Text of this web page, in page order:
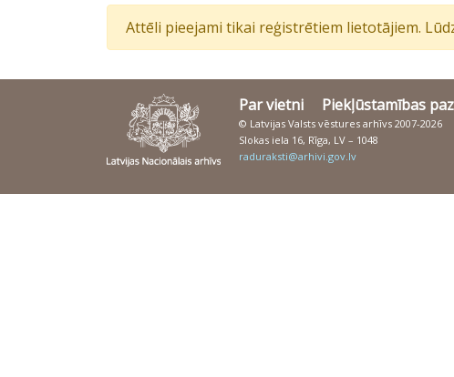
Attēli pieejami tikai reģistrētiem lietotājiem.
Par vietni Piekļūstamības
© Latvijas Valsts vēstures arhīvs 2007-2026
Slokas iela 16, Rīga, LV – 1048
raduraksti@arhivi.gov.lv